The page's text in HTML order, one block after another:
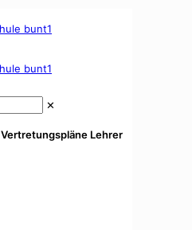
✕
Vertretungspläne Lehrer